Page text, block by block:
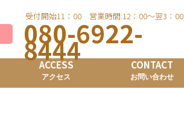
受付開始11：00 営業時間:12：00～翌3：00
080-6922-
8444
ACCESS
アクセス
CONTACT
お問い合わせ